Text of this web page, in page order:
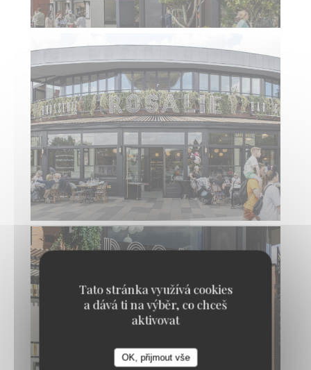
Tato stránka využívá cookies
a dává ti na výběr, co chceš
aktivovat
OK, přijmout vše